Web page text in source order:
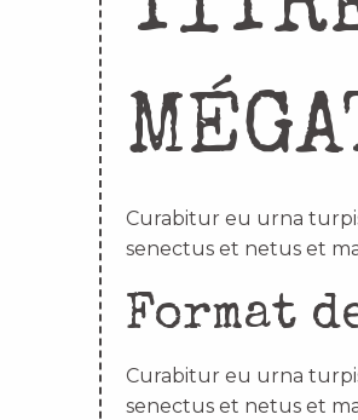
Curabitur eu urna
senectus et netus et
Format
Curabitur eu urna
senectus et netus et